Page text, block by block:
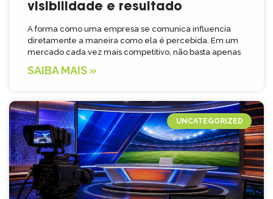
visibilidade e resultado
A forma como uma empresa se comunica influencia
diretamente a maneira como ela é percebida. Em um
mercado cada vez mais competitivo, não basta apenas
SAIBA MAIS »
UNCATEGORIZED